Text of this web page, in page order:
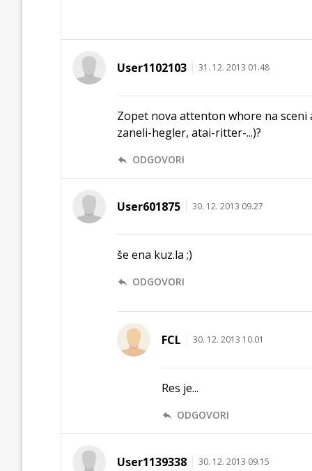
User1102103 31. 12. 2013 01.48
Zopet nova attenton whore na
zaneli-hegler, atai-ritter-...)?
ODGOVORI
User601875 30. 12. 2013 09.27
še ena kuz.la ;)
ODGOVORI
FCL 30. 12. 2013 10.01
Res je...
ODGOVORI
User1139338 30. 12. 2013 09.15